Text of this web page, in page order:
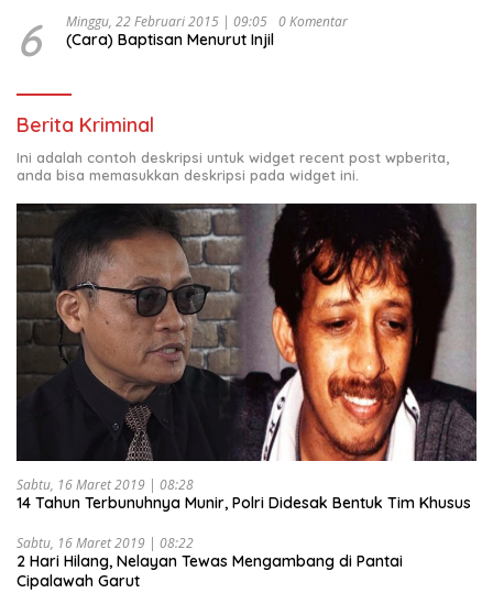
6 Minggu, 22 Februari 2015 | 09:05 0 Komentar
(Cara) Baptisan Menurut Injil
Berita Kriminal
Ini adalah contoh deskripsi untuk widget recent post wpberita,
anda bisa memasukkan deskripsi pada widget ini.
Sabtu, 16 Maret 2019 | 08:28
14 Tahun Terbunuhnya Munir, Polri Didesak Bentuk Tim Khusus
Sabtu, 16 Maret 2019 | 08:22
2 Hari Hilang, Nelayan Tewas Mengambang di Pantai
Cipalawah Garut